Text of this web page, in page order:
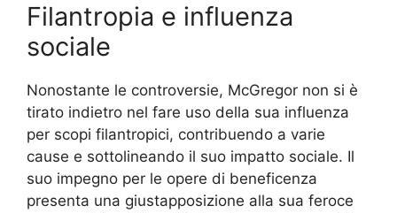
Filantropia e influenza
sociale
Nonostante le controversie, McGregor non si è
tirato indietro nel fare uso della sua influenza
per scopi filantropici, contribuendo a varie
cause e sottolineando il suo impatto sociale. Il
suo impegno per le opere di beneficenza
presenta una giustapposizione alla sua feroce